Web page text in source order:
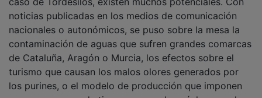
noticias publicadas en los medios de comunicación
nacionales o autonómicos, se puso sobre la mesa la
contaminación de aguas que sufren grandes comarcas
de Cataluña, Aragón o Murcia, los efectos sobre el
turismo que causan los malos olores generados por
los purines, o el modelo de producción que imponen
empresas que nada tienen que ver los núcleos rurales